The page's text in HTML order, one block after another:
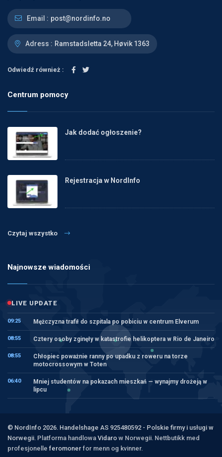
Email : post@nordinfo.no
Adress : Ramstadsletta 24, Høvik 1363
Odwiedź również :
Centrum pomocy
Jak dodać ogłoszenie?
Rejestracja w NordInfo
Czytaj wszystko
Najnowsze wiadomości
LIVE UPDATE
09:25 Mężczyzna trafił do szpitala po pobiciu w centrum Elverum
08:55 Cztery osoby zginęły w katastrofie helikoptera w Rio de Janeiro
08:55
Chłopiec poważnie ranny po upadku z roweru na torze
motocrossowym w Toten
06:40
Mniej studentów na pokazach mieszkań — wynajmy drożeją w
lipcu
© NordInfo 2026. Handelshage AS 925480592 - Polskie firmy i usługi w
Norwegii. Platforma handlowa Vidaro w Norwegii. Nettbutikk med
profesjonelle feromoner for menn og kvinner.